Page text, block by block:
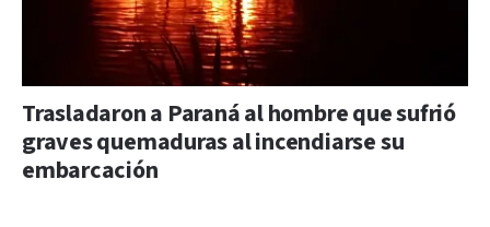
Trasladaron a Paraná al hombre que sufrió
graves quemaduras al incendiarse su
embarcación